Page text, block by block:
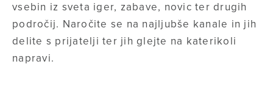
vsebin iz sveta iger, zabave, novic ter drugih
področij. Naročite se na najljubše kanale in jih
delite s prijatelji ter jih glejte na katerikoli
napravi.